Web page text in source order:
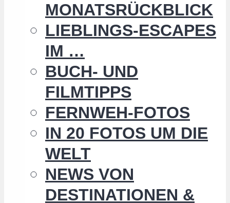
MONATSRÜCKBLICK
LIEBLINGS-ESCAPES
IM …
BUCH- UND
FILMTIPPS
FERNWEH-FOTOS
IN 20 FOTOS UM DIE
WELT
NEWS VON
DESTINATIONEN &